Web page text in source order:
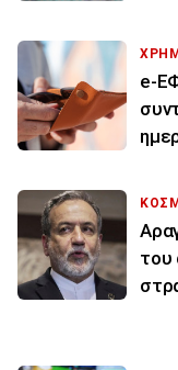
e-
του